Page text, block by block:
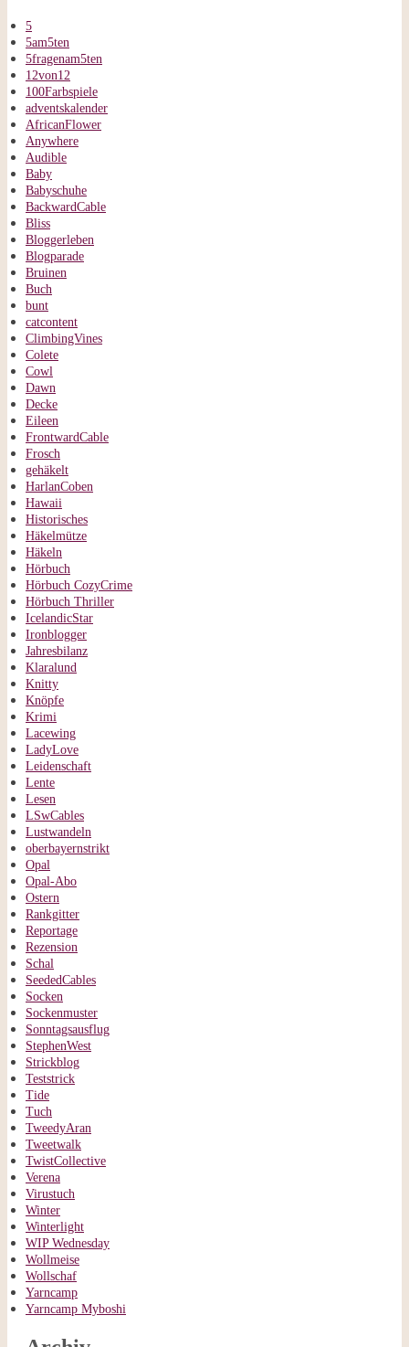
5
5am5ten
5fragenam5ten
12von12
100Farbspiele
adventskalender
AfricanFlower
Anywhere
Audible
Baby
Babyschuhe
BackwardCable
Bliss
Bloggerleben
Blogparade
Bruinen
Buch
bunt
catcontent
ClimbingVines
Colete
Cowl
Dawn
Decke
Eileen
FrontwardCable
Frosch
gehäkelt
HarlanCoben
Hawaii
Historisches
Häkelmütze
Häkeln
Hörbuch
Hörbuch CozyCrime
Hörbuch Thriller
IcelandicStar
Ironblogger
Jahresbilanz
Klaralund
Knitty
Knöpfe
Krimi
Lacewing
LadyLove
Leidenschaft
Lente
Lesen
LSwCables
Lustwandeln
oberbayernstrikt
Opal
Opal-Abo
Ostern
Rankgitter
Reportage
Rezension
Schal
SeededCables
Socken
Sockenmuster
Sonntagsausflug
StephenWest
Strickblog
Teststrick
Tide
Tuch
TweedyAran
Tweetwalk
TwistCollective
Verena
Virustuch
Winter
Winterlight
WIP Wednesday
Wollmeise
Wollschaf
Yarncamp
Yarncamp Myboshi